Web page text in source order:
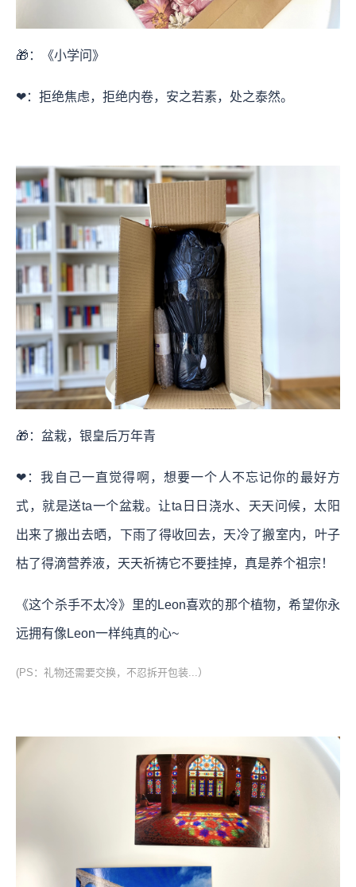
🎁：《小学问》
❤：拒绝焦虑，拒绝内卷，安之若素，处之泰然。
🎁：盆栽，银皇后万年青
❤：我自己一直觉得啊，想要一个人不忘记你的最好方
式，就是送ta一个盆栽。让ta日日浇水、天天问候，太阳
出来了搬出去晒，下雨了得收回去，天冷了搬室内，叶子
枯了得滴营养液，天天祈祷它不要挂掉，真是养个祖宗！
《这个杀手不太冷》里的Leon喜欢的那个植物，希望你永
远拥有像Leon一样纯真的心~
(PS：礼物还需要交换，不忍拆开包装...）